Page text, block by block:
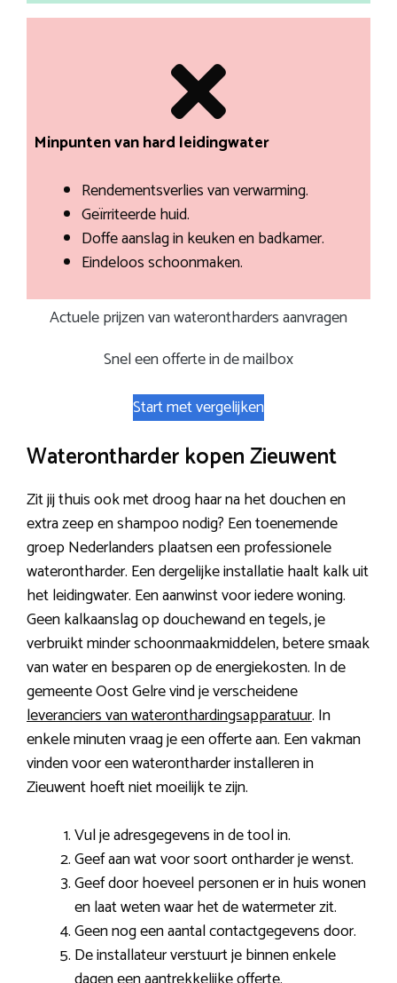
Minpunten van hard leidingwater
Rendementsverlies van verwarming.
Geïrriteerde huid.
Doffe aanslag in keuken en badkamer.
Eindeloos schoonmaken.
Actuele prijzen van waterontharders aanvragen
Snel een offerte in de mailbox
Start met vergelijken
Waterontharder kopen Zieuwent
Zit jij thuis ook met droog haar na het douchen en
extra zeep en shampoo nodig? Een toenemende
groep Nederlanders plaatsen een professionele
waterontharder. Een dergelijke installatie haalt kalk uit
het leidingwater. Een aanwinst voor iedere woning.
Geen kalkaanslag op douchewand en tegels, je
verbruikt minder schoonmaakmiddelen, betere smaak
van water en besparen op de energiekosten. In de
gemeente Oost Gelre vind je verscheidene
leveranciers van wateronthardingsapparatuur. In
enkele minuten vraag je een offerte aan. Een vakman
vinden voor een waterontharder installeren in
Zieuwent hoeft niet moeilijk te zijn.
Vul je adresgegevens in de tool in.
Geef aan wat voor soort ontharder je wenst.
Geef door hoeveel personen er in huis wonen
en laat weten waar het de watermeter zit.
Geen nog een aantal contactgegevens door.
De installateur verstuurt je binnen enkele